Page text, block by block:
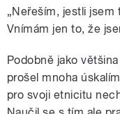
„Neřeším, jestli jsem
Vnímám jen to, že
Podobně jako
prošel mnoha
pro svoji etnicitu